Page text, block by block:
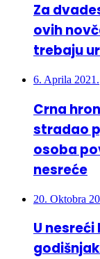
Za
ovih
trebaju
6. Aprila 2021.
Crna
stradao
osoba
nesreće
20. Oktobra
U